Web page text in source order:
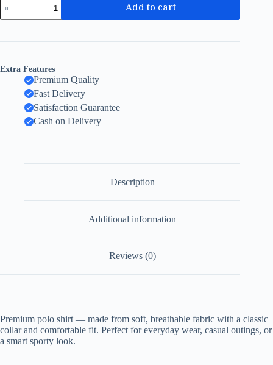
Add to cart
Extra Features
Premium Quality
Fast Delivery
Satisfaction Guarantee
Cash on Delivery
Description
Additional information
Reviews (0)
Premium polo shirt — made from soft, breathable fabric with a classic
collar and comfortable fit. Perfect for everyday wear, casual outings, or
a smart sporty look.